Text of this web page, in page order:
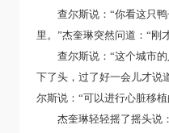
查尔斯说：“你看这只
里。”杰奎琳突然问道：“刚
查尔斯说：“这个城市
下了头，过了好一会儿才说
尔斯说：“可以进行心脏移植
杰奎琳轻轻摇了摇头说